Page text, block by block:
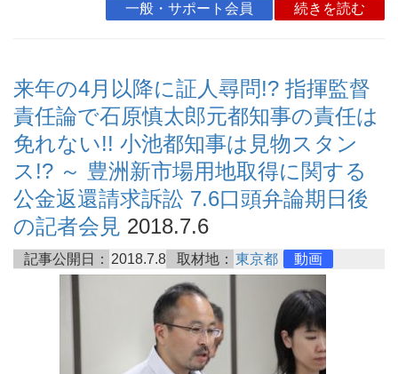
一般・サポート会員 続きを読む
来年の4月以降に証人尋問!? 指揮監督
責任論で石原慎太郎元都知事の責任は
免れない!! 小池都知事は見物スタン
ス!? ～ 豊洲新市場用地取得に関する
公金返還請求訴訟 7.6口頭弁論期日後
の記者会見 2018.7.6
記事公開日： 2018.7.8 取材地： 東京都 動画